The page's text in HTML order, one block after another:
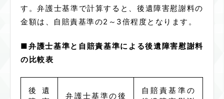
す。弁護士基準で計算すると、後遺障害慰謝料の
金額は、自賠責基準の2～3倍程度となります。
■弁護士基準と自賠責基準による後遺障害慰謝料
の比較表
後遺
弁護士基準の後
自賠責基準の